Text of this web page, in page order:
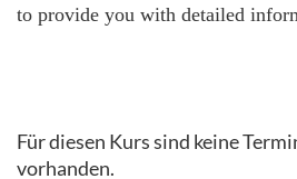
to provide you with detailed
Für diesen Kurs sind keine
vorhanden.